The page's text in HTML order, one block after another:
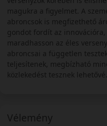
magukra a figyelmet. A
abroncsok is megfizethető
gondot fordít az
maradhasson az éles
abroncsai a független
teljesítenek, megbízható
közlekedést tesznek lehetővé.
Vélemény